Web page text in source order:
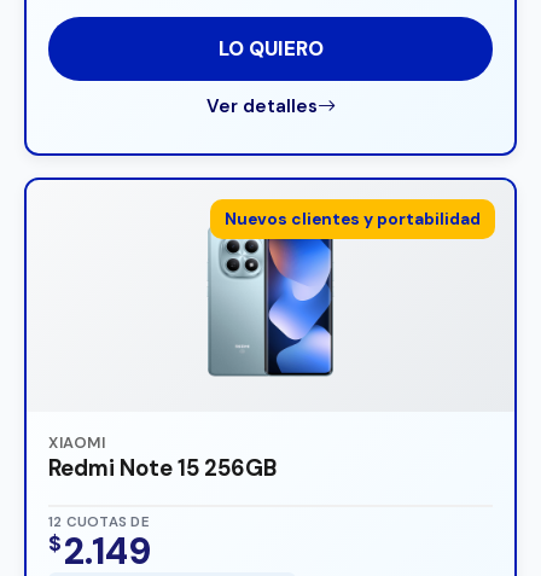
LO QUIERO
Ver detalles
Nuevos clientes y portabilidad
XIAOMI
Redmi Note 15 256GB
12 CUOTAS DE
$2.149